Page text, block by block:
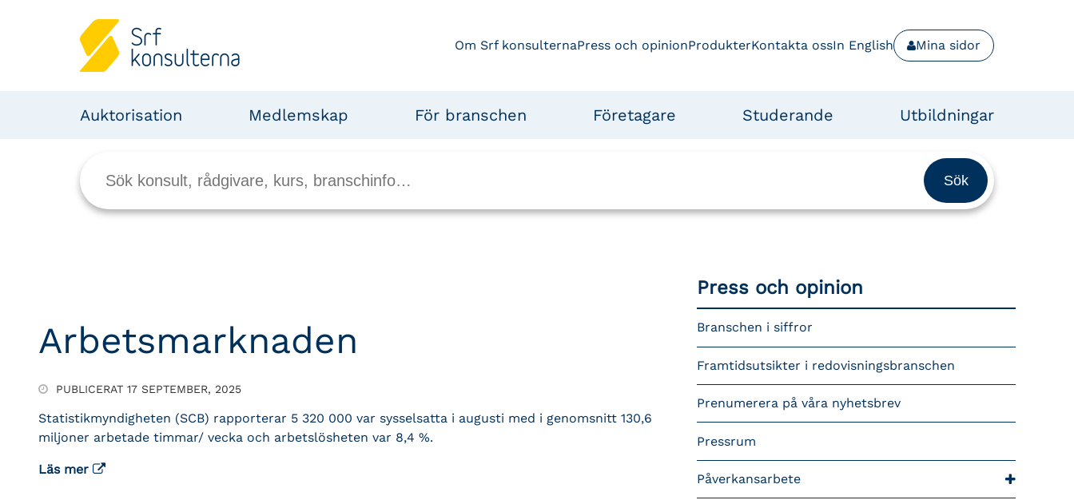
Om Srf konsulternaPress och opinionProdukterKontakta ossIn English Mina sidor
Auktorisation Medlemskap För branschen Företagare Studerande Utbildningar
Arbetsmarknaden
PUBLICERAT 17 SEPTEMBER, 2025
Statistikmyndigheten (SCB) rapporterar 5 320 000 var sysselsatta i augusti med i genomsnitt 130,6
miljoner arbetade timmar/ vecka och arbetslösheten var 8,4 %.
Läs mer
Press och opinion
Branschen i siffror
Framtidsutsikter i redovisningsbranschen
Prenumerera på våra nyhetsbrev
Pressrum
Påverkansarbete